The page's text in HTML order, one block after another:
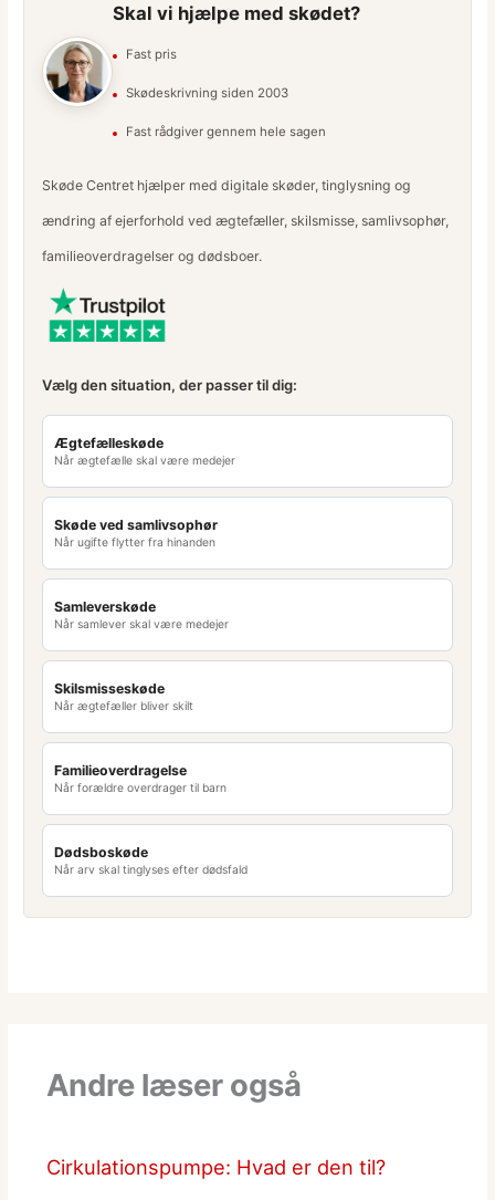
Skal vi hjælpe med skødet?
Fast pris
Skødeskrivning siden 2003
Fast rådgiver gennem hele sagen
Skøde Centret hjælper med digitale skøder, tinglysning og
ændring af ejerforhold ved ægtefæller, skilsmisse, samlivsophør,
familieoverdragelser og dødsboer.
Vælg den situation, der passer til dig:
Ægtefælleskøde
Når ægtefælle skal være medejer
Skøde ved samlivsophør
Når ugifte flytter fra hinanden
Samleverskøde
Når samlever skal være medejer
Skilsmisseskøde
Når ægtefæller bliver skilt
Familieoverdragelse
Når forældre overdrager til barn
Dødsboskøde
Når arv skal tinglyses efter dødsfald
Andre læser også
Cirkulationspumpe: Hvad er den til?